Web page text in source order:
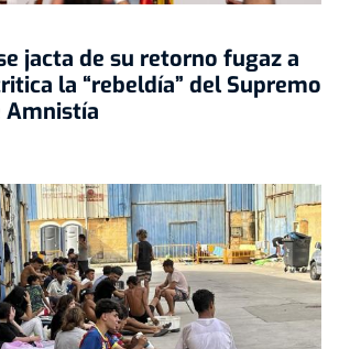
jacta de su retorno fugaz a
la “rebeldía” del Supremo
Amnistía